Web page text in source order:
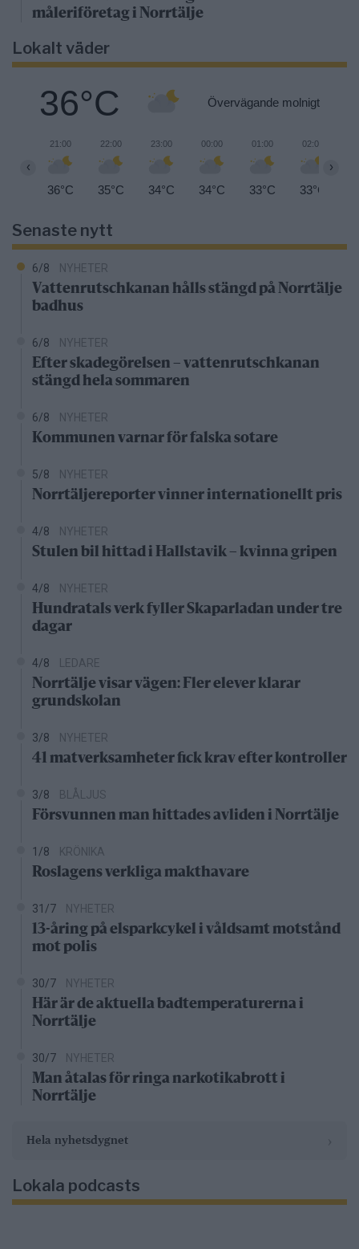
måleriföretag i Norrtälje
Lokalt väder
36°C Övervägande molnigt
21:00
36°C
22:00
35°C
23:00
34°C
00:00
34°C
01:00
33°C
02:00
33°C
‹ ›
Senaste nytt
6/8 NYHETER
Vattenrutschkanan hålls stängd på Norrtälje
badhus
6/8 NYHETER
Efter skadegörelsen – vattenrutschkanan
stängd hela sommaren
6/8 NYHETER
Kommunen varnar för falska sotare
5/8 NYHETER
Norrtäljereporter vinner internationellt pris
4/8 NYHETER
Stulen bil hittad i Hallstavik – kvinna gripen
4/8 NYHETER
Hundratals verk fyller Skaparladan under tre
dagar
4/8 LEDARE
Norrtälje visar vägen: Fler elever klarar
grundskolan
3/8 NYHETER
41 matverksamheter fick krav efter kontroller
3/8 BLÅLJUS
Försvunnen man hittades avliden i Norrtälje
1/8 KRÖNIKA
Roslagens verkliga makthavare
31/7 NYHETER
13-åring på elsparkcykel i våldsamt motstånd
mot polis
30/7 NYHETER
Här är de aktuella badtemperaturerna i
Norrtälje
30/7 NYHETER
Man åtalas för ringa narkotikabrott i
Norrtälje
Hela nyhetsdygnet
Lokala podcasts